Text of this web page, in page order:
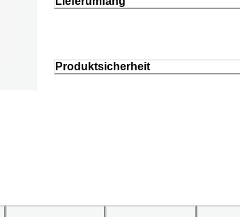
Produktsicherheit